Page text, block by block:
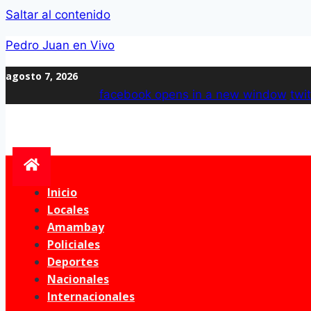
Saltar al contenido
Pedro Juan en Vivo
agosto 7, 2026
facebookopens in a new window
Inicio
Locales
Amambay
Policiales
Deportes
Nacionales
Internacionales